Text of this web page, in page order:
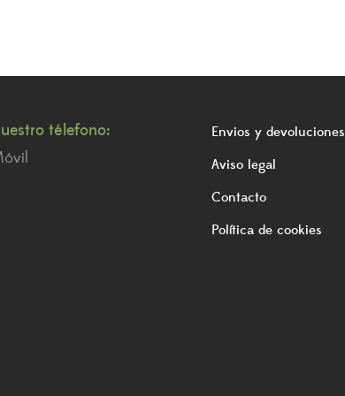
télefono:
Envios y devoluciones
Aviso legal
Contacto
Política de cookies